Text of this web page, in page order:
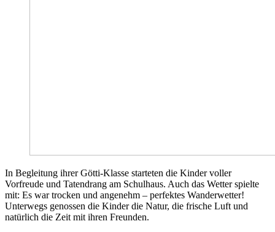
In Begleitung ihrer Götti-Klasse starteten die Kinder voller
Vorfreude und Tatendrang am Schulhaus. Auch das Wetter spielte
mit: Es war trocken und angenehm – perfektes Wanderwetter!
Unterwegs genossen die Kinder die Natur, die frische Luft und
natürlich die Zeit mit ihren Freunden.